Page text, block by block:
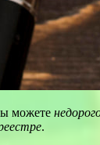
можете
.